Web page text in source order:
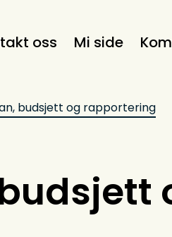
oss Mi side
budsjett og rapportering